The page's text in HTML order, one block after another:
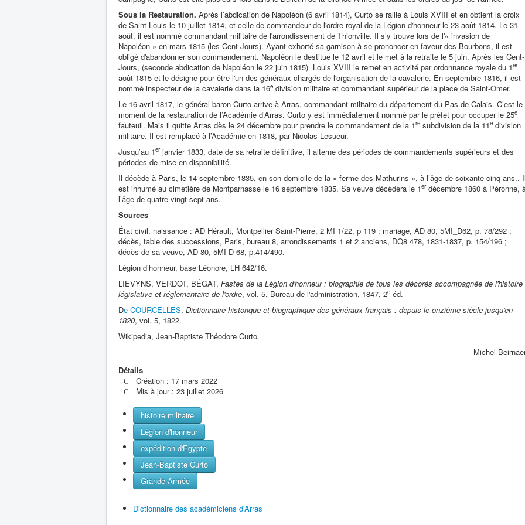
Sous la Restauration. Après l’abdication de Napoléon (6 avril 1814), Curto se rallie à Louis XVIII et en obtient la croix
de Saint-Louis le 10 juillet 1814, et celle de commandeur de l'ordre royal de la Légion d'honneur le 23 août 1814. Le 31
août, il est nommé commandant militaire de l'arrondissement de Thionville. Il s’y trouve lors de l'« invasion de
Napoléon » en mars 1815 (les Cent-Jours). Ayant exhorté sa garnison à se prononcer en faveur des Bourbons, il est
obligé d'abandonner son commandement. Napoléon le destitue le 12 avril et le met à la retraite le 5 juin. Après les Cent-
Jours, (seconde abdication de Napoléon le 22 juin 1815) Louis XVIII le remet en activité par ordonnance royale du 1er
août 1815 et le désigne pour être l'un des généraux chargés de l'organisation de la cavalerie. En septembre 1816, il est
nommé inspecteur de la cavalerie dans la 16e division militaire et commandant supérieur de la place de Saint-Omer.
Le 16 avril 1817, le général baron Curto arrive à Arras, commandant militaire du département du Pas-de-Calais. C’est le
moment de la restauration de l’Académie d’Arras. Curto y est immédiatement nommé par le préfet pour occuper le 25e
fauteuil. Mais il quitte Arras dès le 24 décembre pour prendre le commandement de la 1re subdivision de la 11e division
militaire. Il est remplacé à l’Académie en 1818, par Nicolas Lesueur.
Jusqu’au 1er janvier 1833, date de sa retraite définitive, il alterne des périodes de commandements supérieurs et des
périodes de mise en disponibilité.
Il décède à Paris, le 14 septembre 1835, en son domicile de la « ferme des Mathurins », à l’âge de soixante-cinq ans..
est inhumé au cimetière de Montparnasse le 16 septembre 1835. Sa veuve décèdera le 1er décembre 1860 à Péronne,
l’âge de quatre-vingt-sept ans.
Sources
État civil, naissance : AD Hérault, Montpellier Saint-Pierre, 2 MI 1/22, p 119 ; mariage, AD 80, 5MI_D62, p. 78/292 ;
décès, table des successions, Paris, bureau 8, arrondissements 1 et 2 anciens, DQ8 478, 1831-1837, p. 154/196 ;
décès de sa veuve, AD 80, 5MI D 68, p.414/490.
Légion d’honneur, base Léonore, LH 642/16.
LIEVYNS, VERDOT, BÉGAT, Fastes de la Légion d'honneur : biographie de tous les décorés accompagnée de l'histoire
législative et réglementaire de l'ordre, vol. 5, Bureau de l'administration, 1847, 2e éd.
De COURCELLES, Dictionnaire historique et biographique des généraux français : depuis le onzième siècle jusqu'en
1820, vol. 5, 1822.
Wikipedia, Jean-Baptiste Théodore Curto.
Michel
Détails
Création : 17 mars 2022
Mis à jour : 23 juillet 2026
histoire militaire
Légion d'honneur
expédition d'Egypte
Jean-Baptiste Curto
Grande Armée
Dictionnaire des académiciens d'Arras